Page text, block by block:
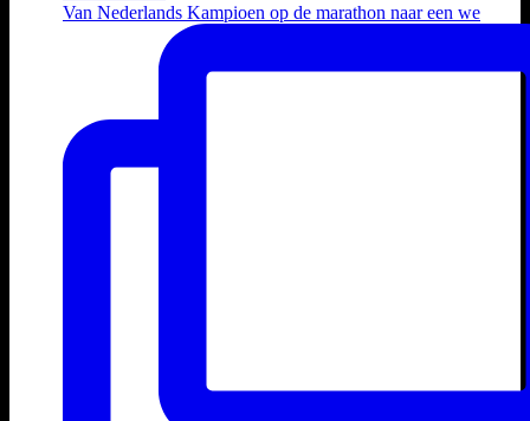
Van Nederlands Kampioen op de marathon naar een we